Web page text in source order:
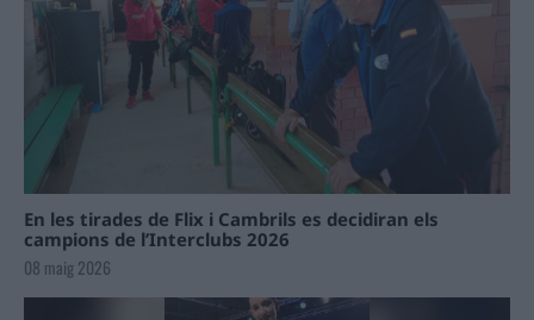
En les tirades de Flix i Cambrils es decidiran els
campions de l’Interclubs 2026
08 maig 2026